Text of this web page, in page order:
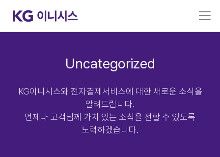
Uncategorized
KG이니시스와 전자결제서비스에 대한 새로운 소식을
알려드립니다.
언제나 고객님께 가치 있는 소식을 전할 수 있도록
노력하겠습니다.